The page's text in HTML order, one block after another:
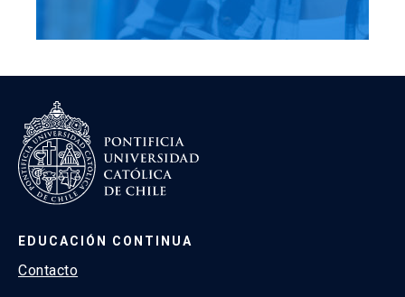
EDUCACIÓN CONTINUA
Contacto